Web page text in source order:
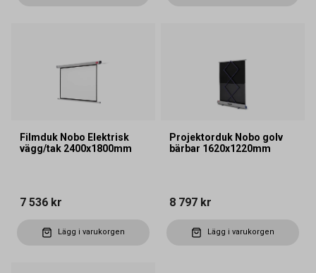
Filmduk Nobo Elektrisk
vägg/tak 2400x1800mm
7 536 kr
Lägg i varukorgen
Projektorduk Nobo golv
bärbar 1620x1220mm
8 797 kr
Lägg i varukorgen